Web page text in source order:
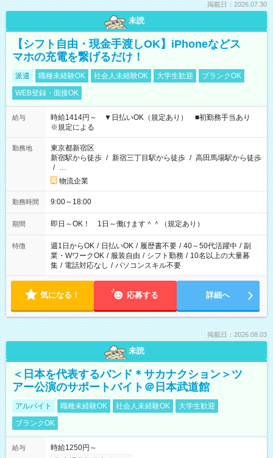
掲載日：2026.07.30
未読
【シフト自由・現金手渡しOK】iPhoneなどス
マホの充電を繋げるだけ！
派遣 職種未経験OK 社会人未経験OK 大学生歓迎
ブランクOK
WEB登録・面接OK
給与
時給1414円～ ▼日払いOK（規定あり） ■初勤務手当あり
※規定による
勤務地
東京都新宿区
新宿駅から徒歩 / 新宿三丁目駅から徒歩 / 高田馬場駅から徒歩
/ …
物流企業
勤務時間 9:00～18:00
期間 即日～OK！ 1日～働けます＾＾（規定あり）
特徴 週1日からOK / 日払いOK / 履歴書不要 / 40～50代活躍中 / 副
業・WワークOK / 服装自由 / シフト勤務 / 10名以上の大量募
集 / 電話対応なし / パソコンスキル不要
気になる！ 応募する 詳細へ
掲載日：2026.08.03
未読
＜日本を代表するバンド＊サカナクション＞ツ
アー公演のサポートバイト＠日本武道館
アルバイト 職種未経験OK 社会人未経験OK
大学生歓迎
ブランクOK
給与
時給1250円～